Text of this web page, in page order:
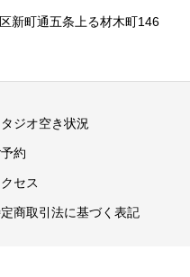
新町通五条上る材木町146
ジオ空き状況
約
セス
商取引法に基づく表記